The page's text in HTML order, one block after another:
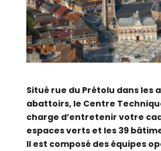
Situé rue du Prétolu dans les
abattoirs, le Centre
charge d’entretenir votre
espaces verts et les 39
Il est composé des équipes